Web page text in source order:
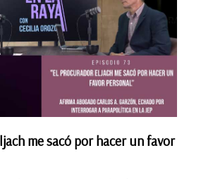
me sacó por hacer un favor